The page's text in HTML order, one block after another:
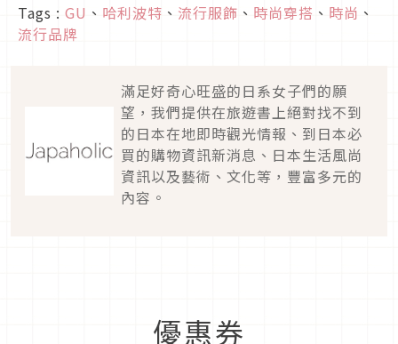
Tags : GU 、 哈利波特 、 流行服飾 、 時尚穿搭 、 時尚 、
流行品牌
滿足好奇心旺盛的日系女子們的願
望，我們提供在旅遊書上絕對找不到
的日本在地即時觀光情報、到日本必
買的購物資訊新消息、日本生活風尚
資訊以及藝術、文化等，豐富多元的
內容。
優惠券